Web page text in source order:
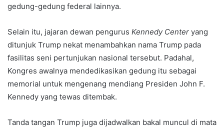
gedung-gedung federal lainnya.
Selain itu, jajaran dewan pengurus Kennedy Center yang
ditunjuk Trump nekat menambahkan nama Trump pada
fasilitas seni pertunjukan nasional tersebut. Padahal,
Kongres awalnya mendedikasikan gedung itu sebagai
memorial untuk mengenang mendiang Presiden John F.
Kennedy yang tewas ditembak.
Tanda tangan Trump juga dijadwalkan bakal muncul di mata